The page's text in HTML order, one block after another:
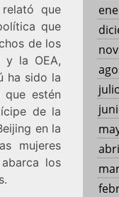
que
que
de los
y la OEA,
ha sido la
que estén
de la
en la
mujeres
los